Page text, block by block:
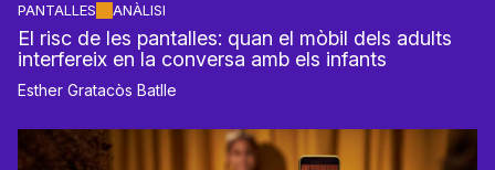
PANTALLES ANÀLISI
El risc de les pantalles: quan el mòbil dels adults
interfereix en la conversa amb els infants
Esther Gratacòs Batlle